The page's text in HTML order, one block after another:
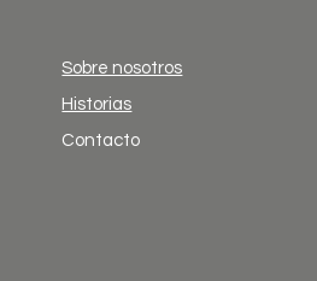
Sobre nosotros
Historias
Contacto